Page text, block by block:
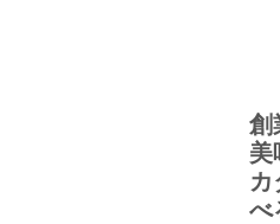
創
美
カ
べ